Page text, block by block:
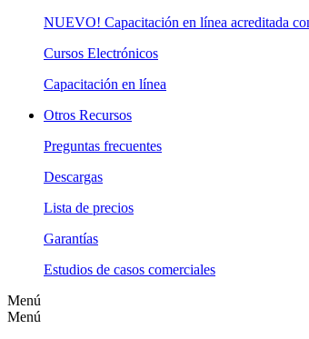
NUEVO! Capacitación en línea acreditada
Cursos Electrónicos
Capacitación en línea
Otros Recursos
Preguntas frecuentes
Descargas
Lista de precios
Garantías
Estudios de casos comerciales
Menú
Menú